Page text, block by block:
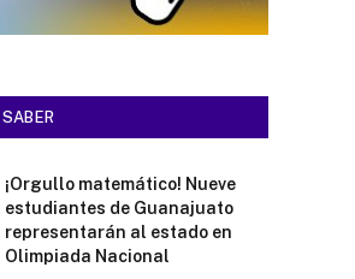
SABER
¡Orgullo matemático! Nueve
estudiantes de Guanajuato
representarán al estado en
Olimpiada Nacional